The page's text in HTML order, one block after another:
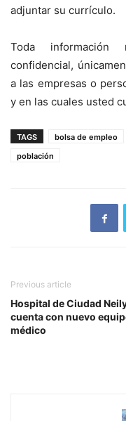
adjuntar su currículo.
Toda información
confidencial,
a las empresas o
y en las cuales usted
TAGS bolsa de empleo
población
Previous article
Hospital de Ciudad
cuenta con nuevo
médico